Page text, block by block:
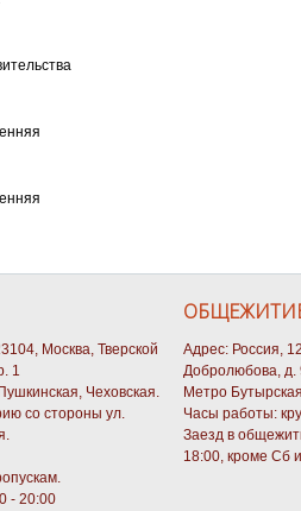
Москва, Тверской
1
Чеховская.
со стороны ул.
- 20:00
Адрес: Россия,
Добролюбова, д.
Метро Бутырская.
Часы работы:
Заезд в
18:00, кроме Сб и